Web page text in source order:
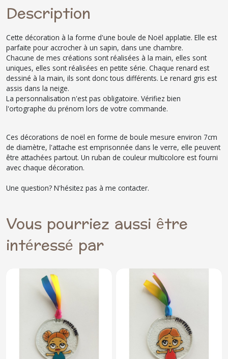
Description
Cette décoration à la forme d'une boule de Noël applatie. Elle est
parfaite pour accrocher à un sapin, dans une chambre.
Chacune de mes créations sont réalisées à la main, elles sont
uniques, elles sont réalisées en petite série. Chaque renard est
dessiné à la main, ils sont donc tous différents. Le renard gris est
assis dans la neige.
La personnalisation n'est pas obligatoire. Vérifiez bien
l'ortographe du prénom lors de votre commande.
Ces décorations de noël en forme de boule mesure environ 7cm
de diamètre, l'attache est emprisonnée dans le verre, elle peuvent
être attachées partout. Un ruban de couleur multicolore est fourni
avec chaque décoration.
Une question? N'hésitez pas à me contacter.
Vous pourriez aussi être
intéressé par